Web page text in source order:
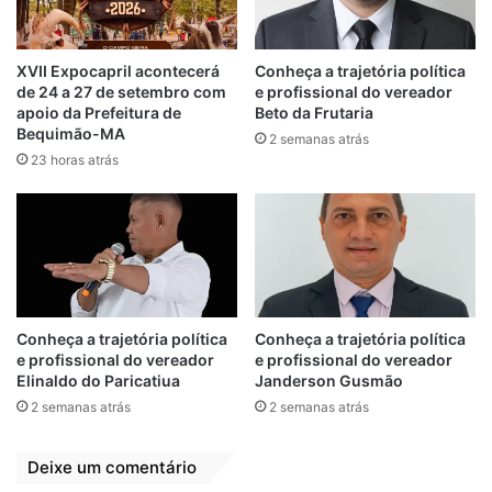
no sábado (2), diante do Juventude Samas,
de São Mateus do Maranhão, no Estádio
Municipal Vivaldão, em Bequimão.
Jogando em casa, Bequimão buscará a
primeira vitória na competição e contará
sonhando com a classificação à próxima
fase do Campeonato Maranhense Sub-20.
XVII Expocapril acontecerá
de 24 a 27 de setembro com
apoio da Prefeitura de
Bequimão-MA
23 horas atrás
Conheça a trajetória política
e profissional do vereador
Beto da Frutaria
2 semanas atrás
Conheça a trajetória política
e profissional do vereador
Elinaldo do Paricatiua
2 semanas atrás
Conheça a trajetória política
e profissional do vereador
Janderson Gusmão
2 semanas atrás
Deixe um comentário